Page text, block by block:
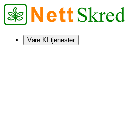
Våre KI tjenester